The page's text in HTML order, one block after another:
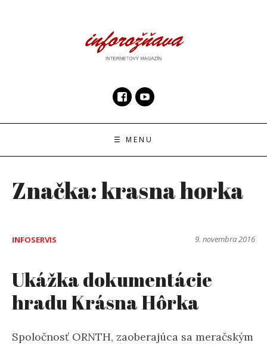
☰ MENU
Značka:krasna horka
INFOSERVIS 9. novembra 2016
Ukážka dokumentácie
hradu Krásna Hôrka
Spoločnosť ORNTH, zaoberajúca sa meračským